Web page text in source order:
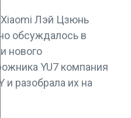
Лэй Цзюнь
обсуждалось в
нового
YU7 компания
и разобрала их на